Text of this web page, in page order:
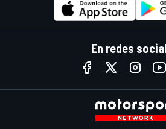
En redes